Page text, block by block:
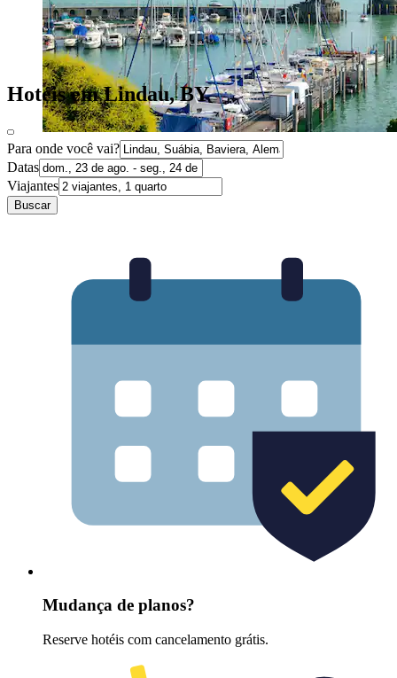
Hotéis em Lindau, BY
Para onde você vai?
Datas
Viajantes
Buscar
Mudança de planos?
Reserve hotéis com cancelamento grátis.